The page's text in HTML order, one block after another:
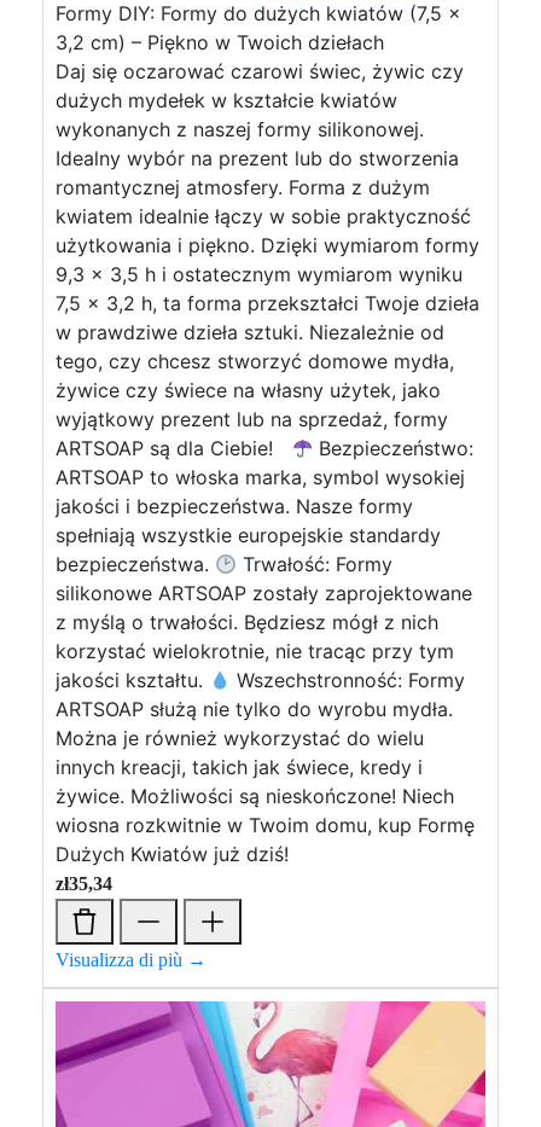
Formy DIY: Formy do dużych kwiatów (7,5 x
3,2 cm) – Piękno w Twoich dziełach
Daj się oczarować czarowi świec, żywic czy
dużych mydełek w kształcie kwiatów
wykonanych z naszej formy silikonowej.
Idealny wybór na prezent lub do stworzenia
romantycznej atmosfery. Forma z dużym
kwiatem idealnie łączy w sobie praktyczność
użytkowania i piękno. Dzięki wymiarom formy
9,3 x 3,5 h i ostatecznym wymiarom wyniku
7,5 x 3,2 h, ta forma przekształci Twoje dzieła
w prawdziwe dzieła sztuki. Niezależnie od
tego, czy chcesz stworzyć domowe mydła,
żywice czy świece na własny użytek, jako
wyjątkowy prezent lub na sprzedaż, formy
ARTSOAP są dla Ciebie!
Bezpieczeństwo:
ARTSOAP to włoska marka, symbol wysokiej
jakości i bezpieczeństwa. Nasze formy
spełniają wszystkie europejskie standardy
bezpieczeństwa.
Trwałość: Formy
silikonowe ARTSOAP zostały zaprojektowane
z myślą o trwałości. Będziesz mógł z nich
korzystać wielokrotnie, nie tracąc przy tym
jakości kształtu.
Wszechstronność: Formy
ARTSOAP służą nie tylko do wyrobu mydła.
Można je również wykorzystać do wielu
innych kreacji, takich jak świece, kredy i
żywice. Możliwości są nieskończone! Niech
wiosna rozkwitnie w Twoim domu, kup Formę
Dużych Kwiatów już dziś!
zł35,34
Visualizza di più →